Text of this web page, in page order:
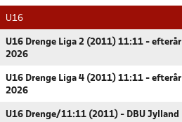
U16
U16 Drenge Liga 2 (2011) 11:11 - efterår
2026
U16 Drenge Liga 4 (2011) 11:11 - efterår
2026
U16 Drenge/11:11 (2011) - DBU Jylland